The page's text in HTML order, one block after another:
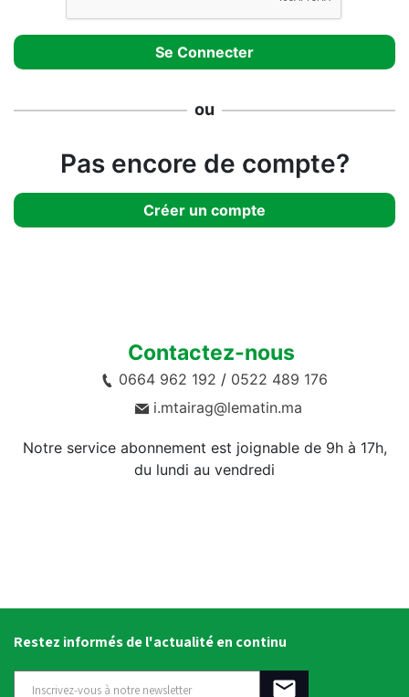
ou
Pas encore de compte?
Créer un compte
Contactez-nous
0664 962 192 / 0522 489 176
i.mtairag@lematin.ma
Notre service abonnement est joignable de 9h à 17h,
du lundi au vendredi
Restez informés de l'actualité en continu